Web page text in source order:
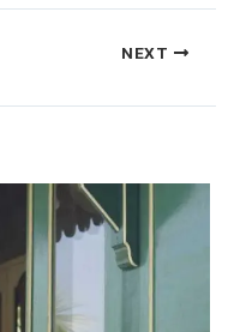
NEXT